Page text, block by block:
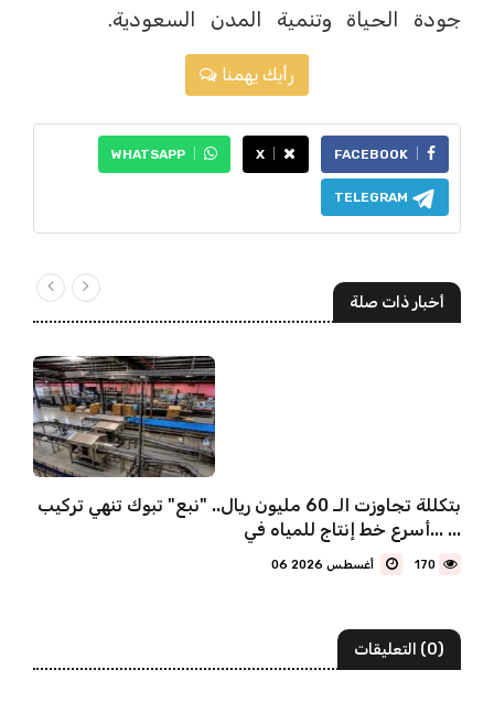
جودة الحياة وتنمية المدن السعودية.
رأيك يهمنا
FACEBOOK
X
WHATSAPP
TELEGRAM
أخبار ذات صلة
بتكللة تجاوزت الـ 60 مليون ريال.. "نبع" تبوك تنهي تركيب
أسرع خط إنتاج للمياه في... ...
170
(0) التعليقات